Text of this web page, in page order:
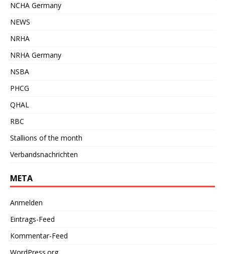
NCHA Germany
NEWS
NRHA
NRHA Germany
NSBA
PHCG
QHAL
RBC
Stallions of the month
Verbandsnachrichten
META
Anmelden
Eintrags-Feed
Kommentar-Feed